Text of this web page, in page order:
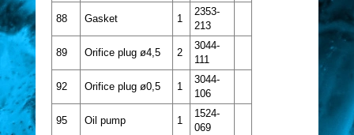
88 Gasket 1
2353-
213
89 Orifice plug ø4,5 2
3044-
111
92 Orifice plug ø0,5 1
3044-
106
95 Oil pump 1
1524-
069